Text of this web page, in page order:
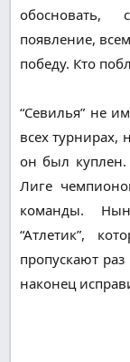
обосновать,
появление,
победу. Кто
“Севилья” не
всех турнирах,
он был куплен.
Лиге
команды.
“Атлетик”,
пропускают
наконец